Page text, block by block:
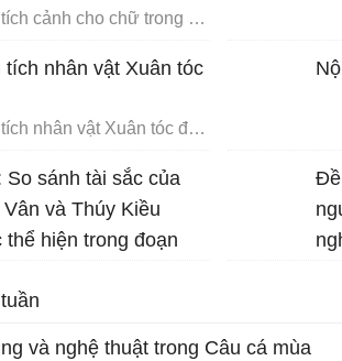
Phân tích cảnh cho chữ trong Chữ người tử tù
tích nhân vật Xuân tóc
Phân tích nhân vật Xuân tóc đỏ trong Hạnh phúc của một tang gia
So sánh tài sắc của
và Thúy Kiều
hiện trong đoạn
về mặc ai”.
Đề
và nghệ thuật trong Câu cá mùa